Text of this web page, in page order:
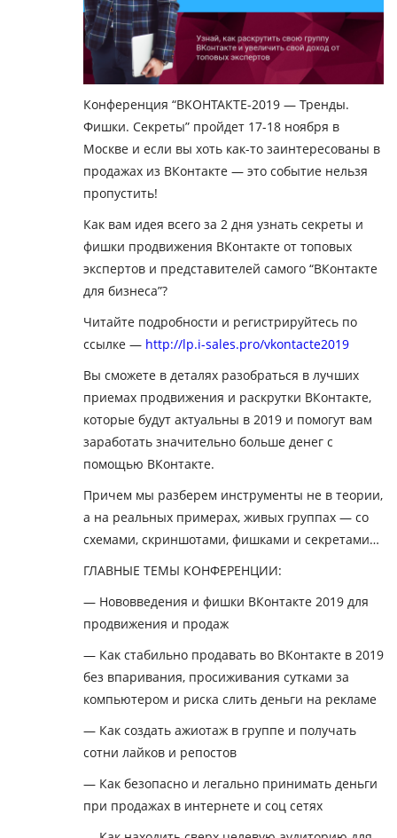
Конференция “ВКОНТАКТЕ-2019 — Тренды.
Фишки. Секреты” пройдет 17-18 ноября в
Москве и если вы хоть как-то заинтересованы в
продажах из ВКонтакте — это событие нельзя
пропустить!
Как вам идея всего за 2 дня узнать секреты и
фишки продвижения ВКонтакте от топовых
экспертов и представителей самого “ВКонтакте
для бизнеса”?
Читайте подробности и регистрируйтесь по
ссылке — http://lp.i-sales.pro/vkontacte2019
Вы сможете в деталях разобраться в лучших
приемах продвижения и раскрутки ВКонтакте,
которые будут актуальны в 2019 и помогут вам
заработать значительно больше денег с
помощью ВКонтакте.
Причем мы разберем инструменты не в теории,
а на реальных примерах, живых группах — со
схемами, скриншотами, фишками и секретами…
ГЛАВНЫЕ ТЕМЫ КОНФЕРЕНЦИИ:
— Нововведения и фишки ВКонтакте 2019 для
продвижения и продаж
— Как стабильно продавать во ВКонтакте в 2019
без впаривания, просиживания сутками за
компьютером и риска слить деньги на рекламе
— Как создать ажиотаж в группе и получать
сотни лайков и репостов
— Как безопасно и легально принимать деньги
при продажах в интернете и соц сетях